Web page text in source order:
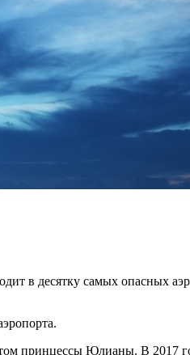
в десятку самых опасных
принцессы Юлианы. В 2017